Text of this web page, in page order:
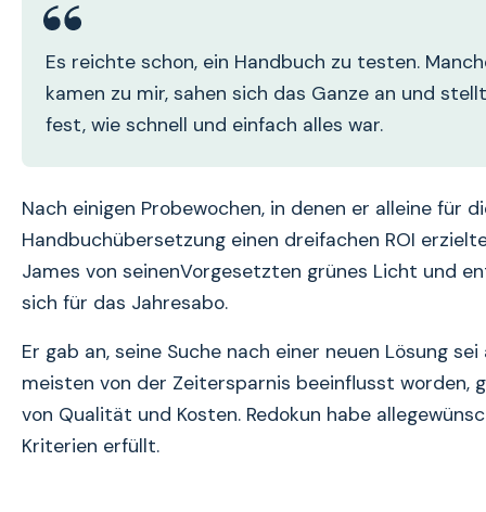
Es reichte schon, ein Handbuch zu testen.
kamen zu mir, sahen sich das Ganze an und
fest, wie schnell und einfach alles war.
Nach einigen Probewochen, in denen er alleine für
Handbuchübersetzung einen dreifachen ROI
James von seinenVorgesetzten grünes Licht und
sich für das Jahresabo.
Er gab an, seine Suche nach einer neuen Lösung sei
meisten von der Zeitersparnis beeinflusst worden,
von Qualität und Kosten. Redokun habe
Kriterien erfüllt.